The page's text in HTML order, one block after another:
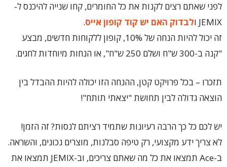
לפני שאתם רצים לקנות את כל החומרים, קחו שנייה להיכנס ל-
JEMIX ו לבדוק האם יש קוד קופון אייס.
זה יכול להיות הנחה של 10%, קופון ללקוחות חדשים, מבצע
"קנה ב-300 ש"ח ושלם 250 ש"ח", או הנחות מיוחדות לחגים.
תזכרו – בכל פרויקט קטן, ההנחה הזו יכולה להיות ההבדל בין
הוצאה גדולה לבין תחושת "יצאתי תותח"!
יש לכם כל כך הרבה רעיונות שתמיד רציתם לנסות? זה הזמן!
לא צריך ידע מקצועי, רק טיפה סבלנות, מוצרים נכונים, והשראה.
ב-Ace תמצאו את כל מה שאתם צריכים, וב-JEMIX תמצאו את